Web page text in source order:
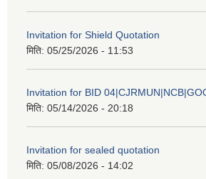
Invitation for Shield Quotation
मिति: 05/25/2026 - 11:53
Invitation for BID
मिति: 05/14/2026 - 20:18
Invitation for sealed quotation
मिति: 05/08/2026 - 14:02